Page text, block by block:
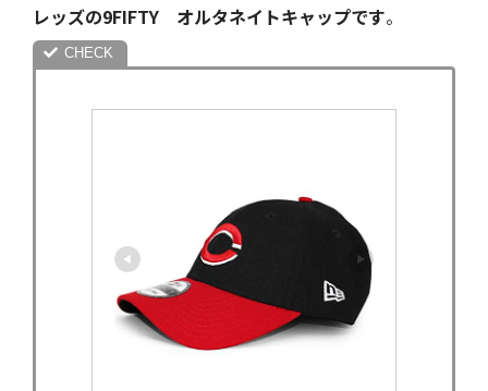
レッズの9FIFTY オルタネイトキャップです。